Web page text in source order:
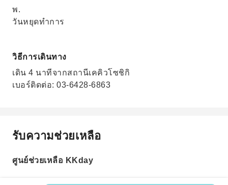
พ.
วันหยุดทำการ
วิธีการเดินทาง
เดิน 4 นาทีจากสถานีเคคิวโซชิกิ
เบอร์ติดต่อ: 03-6428-6863
รับความช่วยเหลือ
ศูนย์ช่วยเหลือ KKday